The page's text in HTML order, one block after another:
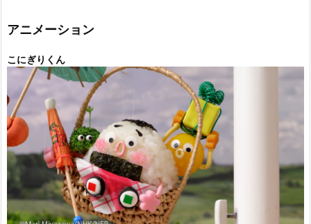
ー
アニメーション
こにぎりくん